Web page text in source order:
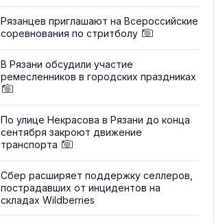
Рязанцев приглашают на Всероссийские
соревнования по стритболу
В Рязани обсудили участие
ремесленников в городских праздниках
По улице Некрасова в Рязани до конца
сентября закроют движение
транспорта
Сбер расширяет поддержку селлеров,
пострадавших от инцидентов на
складах Wildberries